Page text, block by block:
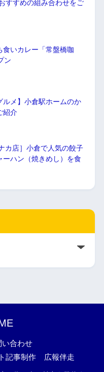
すすめの組み合わせをご
食いカレー「常盤橋咖
ン
ルメ】小倉駅ホームのか
紹介
カ店］小倉で人気の餃子
ーハン（焼きめし）を食
い合わせ
記事制作
広報伴走